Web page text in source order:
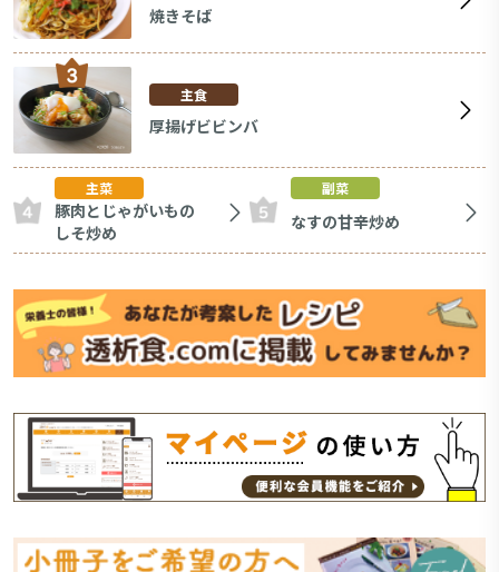
焼きそば
主食
厚揚げビビンバ
主菜
豚肉とじゃがいもの
しそ炒め
副菜
なすの甘辛炒め